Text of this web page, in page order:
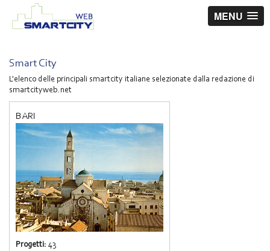
MENU
Smart City
L'elenco delle principali smartcity italiane selezionate dalla redazione di
smartcityweb.net
BARI
Progetti: 43